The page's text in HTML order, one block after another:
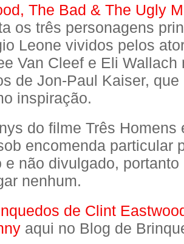
The Bad & The Ugly
os três personagens
Leone vividos pelos
Van Cleef e Eli Wallach
de Jon-Paul Kaiser,
inspiração.
do filme Três Homens
encomenda particular
e não divulgado, portanto
nenhum.
de Clint
aqui no Blog de